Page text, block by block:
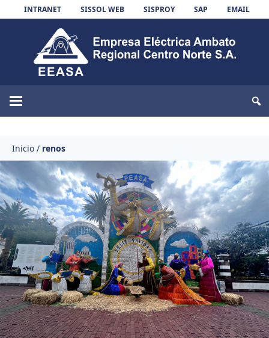
Skip to content
INTRANET SISSOL WEB SISPROY SAP EMAIL
EEASA
Inicio / renos